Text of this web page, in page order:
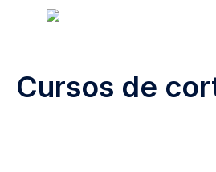
Cursos de